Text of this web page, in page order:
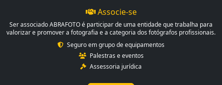
Associe-se
Ser associado ABRAFOTO é participar de uma entidade que trabalha para
valorizar e promover a fotografia e a categoria dos fotógrafos profissionais.
Seguro em grupo de equipamentos
Palestras e eventos
Assessoria jurídica